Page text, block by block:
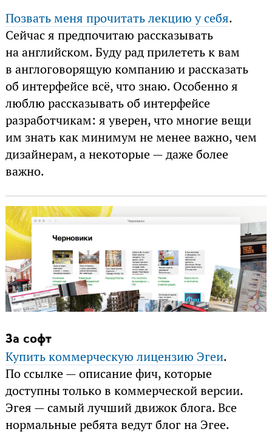
Позвать меня прочитать лекцию у себя.
Сейчас я предпочитаю рассказывать
на английском. Буду рад прилететь к вам
в англоговорящую компанию и рассказать
об интерфейсе всё, что знаю. Особенно я
люблю рассказывать об интерфейсе
разработчикам: я уверен, что многие вещи
им знать как минимум не менее важно, чем
дизайнерам, а некоторые — даже более
важно.
За софт
Купить коммерческую лицензию Эгеи.
По ссылке — описание фич, которые
доступны только в коммерческой версии.
Эгея — самый лучший движок блога. Все
нормальные ребята ведут блог на Эгее.